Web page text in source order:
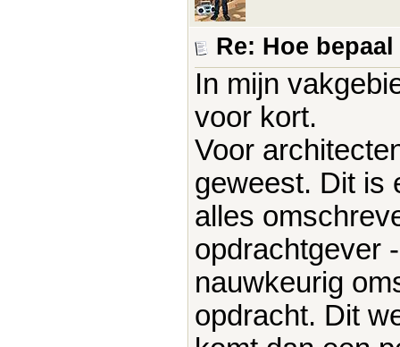
Re: Hoe
In mijn
voor kort.
Voor
geweest. Dit is
alles
opdrachtgever
nauwkeurig
opdracht. Dit